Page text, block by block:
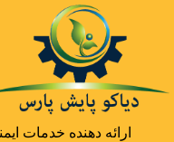
ارائه دهنده خدمات